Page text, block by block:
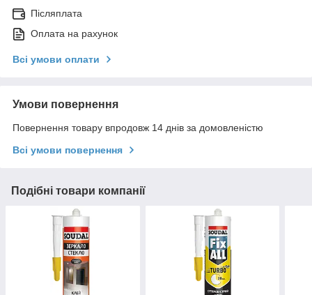
Післяплата
Оплата на рахунок
Всі умови оплати
Умови повернення
Повернення товару впродовж 14 днів за домовленістю
Всі умови повернення
Подібні товари компанії